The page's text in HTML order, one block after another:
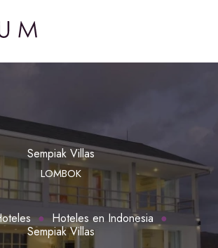
Sempiak Villas
LOMBOK
Hoteles en Indonesia
Sempiak Villas